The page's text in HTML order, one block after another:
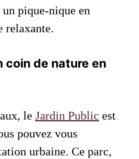
pique-nique en
relaxante.
coin de nature en
le Jardin Public est
pouvez vous
urbaine. Ce parc,